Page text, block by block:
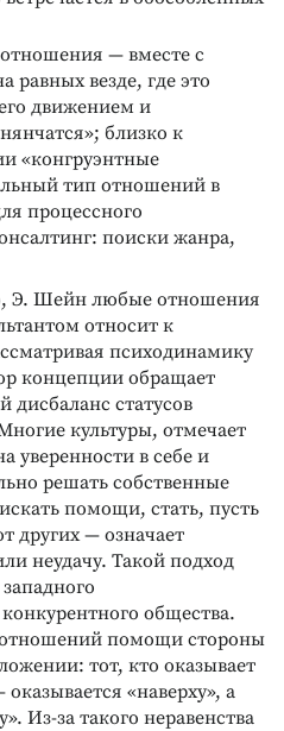
— вместе с
равных везде, где это
движением и
близко к
«конгруэнтные
тип отношений в
процессного
поиски жанра,
Э. Шейн любые отношения
относит к
психодинамику
концепции обращает
статусов
культуры, отмечает
уверенности в себе и
решать собственные
помощи, стать, пусть
других — означает
неудачу. Такой подход
общества.
помощи стороны
тот, кто оказывает
«наверху», а
Из-за такого неравенства